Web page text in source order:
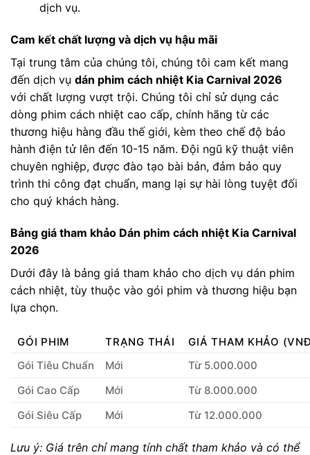
dịch vụ.
Cam kết chất lượng và dịch vụ hậu mãi
Tại trung tâm của chúng tôi, chúng tôi cam kết mang
đến dịch vụ dán phim cách nhiệt Kia Carnival 2026
với chất lượng vượt trội. Chúng tôi chỉ sử dụng các
dòng phim cách nhiệt cao cấp, chính hãng từ các
thương hiệu hàng đầu thế giới, kèm theo chế độ bảo
hành điện tử lên đến 10-15 năm. Đội ngũ kỹ thuật viên
chuyên nghiệp, được đào tạo bài bản, đảm bảo quy
trình thi công đạt chuẩn, mang lại sự hài lòng tuyệt đối
cho quý khách hàng.
Bảng giá tham khảo Dán phim cách nhiệt Kia Carnival
2026
Dưới đây là bảng giá tham khảo cho dịch vụ dán phim
cách nhiệt, tùy thuộc vào gói phim và thương hiệu bạn
lựa chọn.
GÓI PHIM TRẠNG THÁI
GIÁ THAM KHẢO
Gói Tiêu Chuẩn
Mới
Từ 5.000.000
Gói Cao Cấp
Mới
Từ 8.000.000
Gói Siêu Cấp
Mới Từ 12.000.000
Lưu ý: Giá trên chỉ mang tính chất tham khảo và có thể